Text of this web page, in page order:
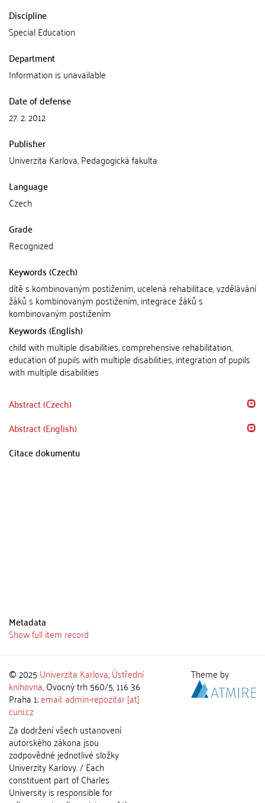
Discipline
Special Education
Department
Information is unavailable
Date of defense
27. 2. 2012
Publisher
Univerzita Karlova, Pedagogická fakulta
Language
Czech
Grade
Recognized
Keywords (Czech)
dítě s kombinovaným postižením, ucelená rehabilitace, vzdělávání
žáků s kombinovaným postižením, integrace žáků s
kombinovaným postižením
Keywords (English)
child with multiple disabilities, comprehensive rehabilitation,
education of pupils with multiple disabilities, integration of pupils
with multiple disabilities
Abstract (Czech)
Abstract (English)
Citace dokumentu
Metadata
Show full item record
© 2025 Univerzita Karlova,Ústřední
knihovna, Ovocný trh 560/5, 116 36
Praha 1;email: admin-repozitar [at]
cuni.cz
Za dodržení všech ustanovení
autorského zákona jsou
zodpovědné jednotlivé složky
Univerzity Karlovy. / Each
constituent part of Charles
University is responsible for
Theme by